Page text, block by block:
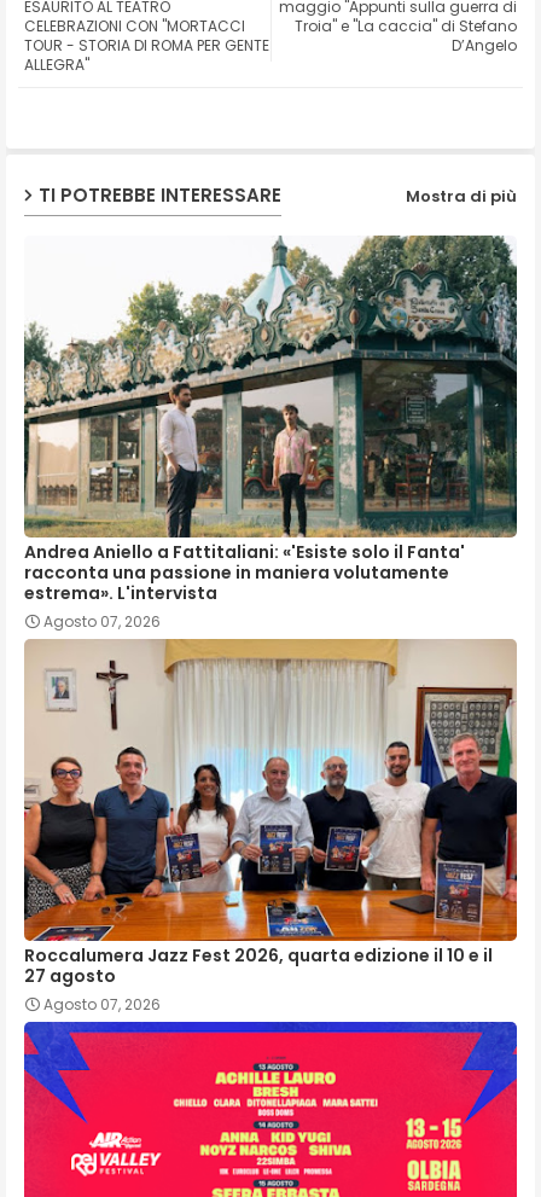
maggio "Appunti sulla guerra di
Troia" e "La caccia" di Stefano
D’Angelo
ESAURITO AL TEATRO
CELEBRAZIONI CON "MORTACCI
TOUR - STORIA DI ROMA PER GENTE
ALLEGRA"
TI POTREBBE INTERESSARE Mostra di più
Andrea Aniello a Fattitaliani: «'Esiste solo il Fanta'
racconta una passione in maniera volutamente
estrema». L'intervista
Agosto 07, 2026
Roccalumera Jazz Fest 2026, quarta edizione il 10 e il
27 agosto
Agosto 07, 2026